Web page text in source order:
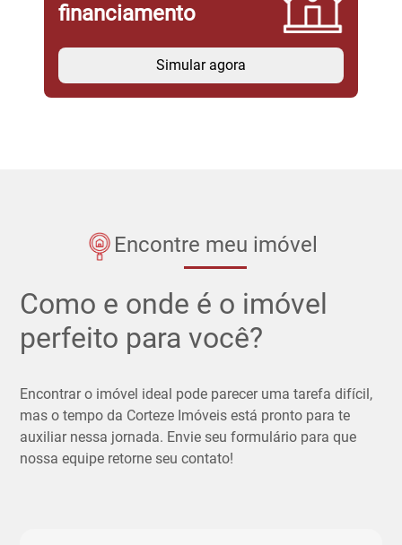
financiamento
Simular agora
Encontre meu imóvel
Como e onde é o imóvel
perfeito para você?
Encontrar o imóvel ideal pode parecer uma tarefa difícil,
mas o tempo da Corteze Imóveis está pronto para te
auxiliar nessa jornada. Envie seu formulário para que
nossa equipe retorne seu contato!